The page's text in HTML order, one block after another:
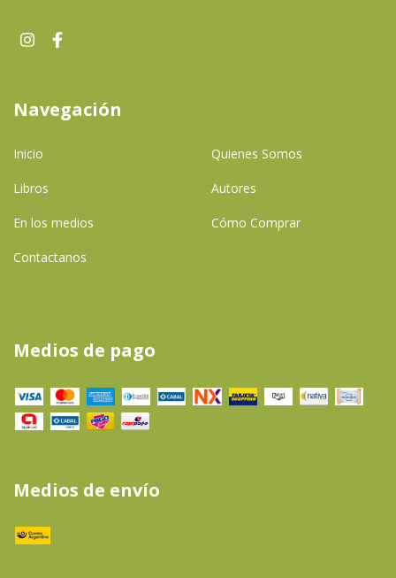
Navegación
Inicio Quienes Somos
Libros Autores
En los medios Cómo Comprar
Contactanos
Medios de pago
Medios de envío